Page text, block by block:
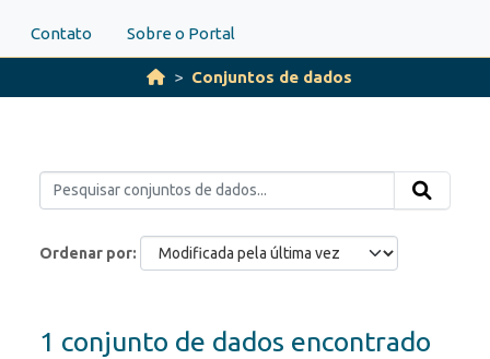
Contato Sobre o Portal
Conjuntos de dados
Ordenar por
1 conjunto de dados encontrado